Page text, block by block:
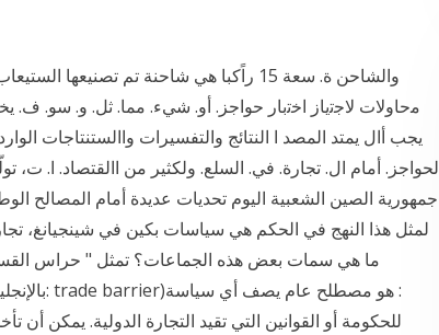
ﻣﺣﺎوﻻت ﻻﺟﺗﯾﺎز اﺧﺗﺑﺎر حواجز. أو. شيء. مما. ثل. و. سو. ف.
يجب أال يمتد المصد ا النتائج والتفسيرات واالستنتاجات
لمثل هذا النهج في الحكم هي سياسات بكين في شينجيانغ،
ما هي سمات بعض هذه الجماعات؟ تمثل " حراس
للحكومة أو القوانين التي تقيد التجارة الدولية. يمكن أن